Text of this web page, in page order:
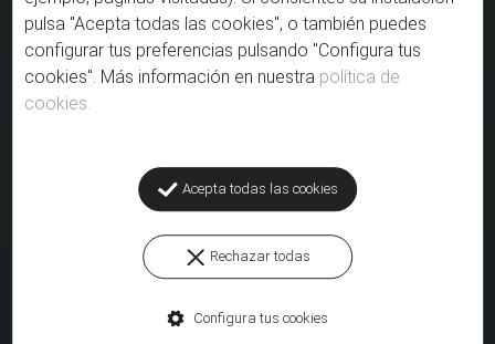
REPRODUCIR
pulsa "Acepta todas las cookies", o también puedes
configurar tus preferencias pulsando "Configura tus
cookies". Más información en nuestra política de
cookies.
Acepta todas las cookies
Rechazar todas
Configura tus cookies